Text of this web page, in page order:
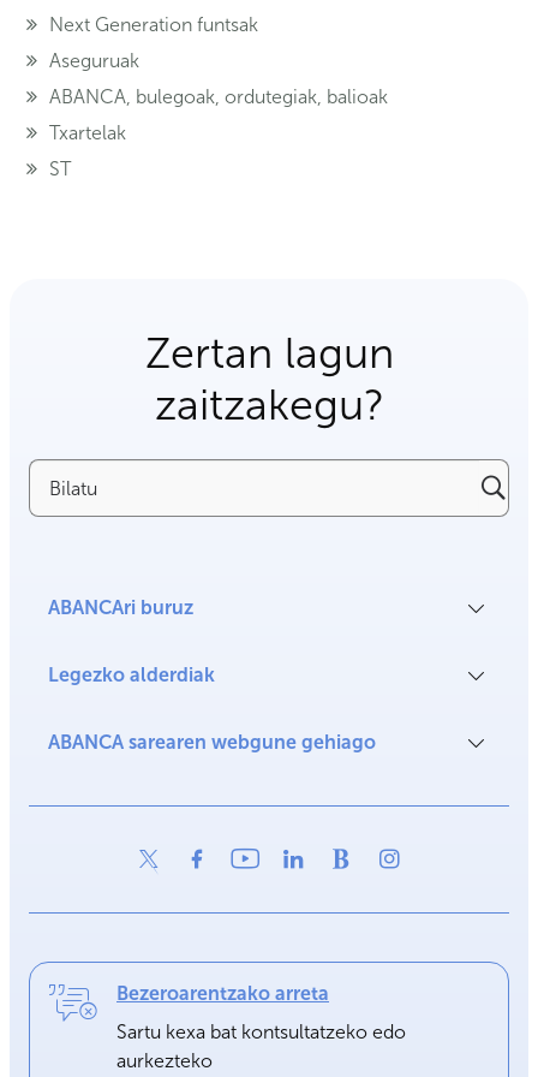
Next Generation funtsak
Aseguruak
ABANCA, bulegoak, ordutegiak, balioak
Txartelak
ST
Zertan lagun
zaitzakegu?
Bilatu
ABANCAri buruz
Legezko alderdiak
ABANCA sarearen webgune gehiago
Bezeroarentzako arreta
Sartu kexa bat kontsultatzeko edo
aurkezteko